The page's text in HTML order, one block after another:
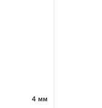
4 мм